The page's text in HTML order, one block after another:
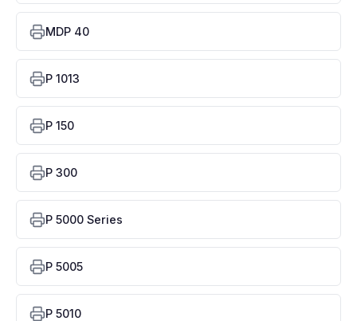
MDP 40
P 1013
P 150
P 300
P 5000 Series
P 5005
P 5010